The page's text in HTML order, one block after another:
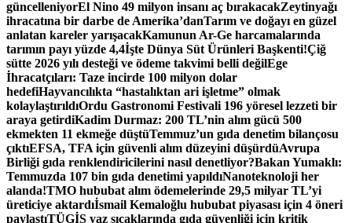
güncelleniyorEl Nino 49 milyon insanı aç bırakacakZeytinyağı
ihracatına bir darbe de Amerika’danTarım ve doğayı en güzel
anlatan kareler yarışacakKamunun Ar-Ge harcamalarında
tarımın payı yüzde 4,4İşte Dünya Süt Ürünleri Başkenti!Çiğ
sütte 2026 yılı desteği ve ödeme takvimi belli değilEge
İhracatçıları: Taze incirde 100 milyon dolar
hedefiHayvancılıkta “hastalıktan ari işletme” olmak
kolaylaştırıldıOrdu Gastronomi Festivali 196 yöresel lezzeti bir
araya getirdiKadim Durmaz: 200 TL’nin alım gücü 500
ekmekten 11 ekmeğe düştüTemmuz’un gıda denetim bilançosu
çıktıEFSA, TFA için güvenli alım düzeyini düşürdüAvrupa
Birliği gıda renklendiricilerini nasıl denetliyor?Bakan Yumaklı:
Temmuzda 107 bin gıda denetimi yapıldıNanoteknoloji her
alanda!TMO hububat alım ödemelerinde 29,5 milyar TL’yi
üreticiye aktardıİsmail Kemaloğlu hububat piyasası için 4 öneri
paylaştıTÜGİS yaz sıcaklarında gıda güvenliği için kritik